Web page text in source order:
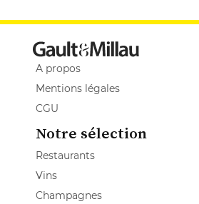
A propos
Mentions légales
CGU
Notre sélection
Restaurants
Vins
Champagnes